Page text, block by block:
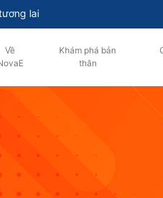
lai
Về
Khám phá bản
thân